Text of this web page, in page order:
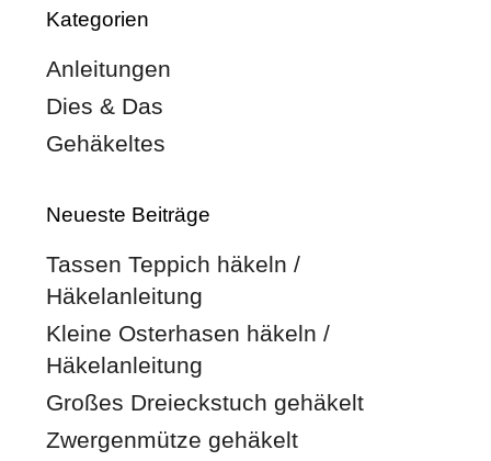
Kategorien
Anleitungen
Dies & Das
Gehäkeltes
Neueste Beiträge
Tassen Teppich häkeln /
Häkelanleitung
Kleine Osterhasen häkeln /
Häkelanleitung
Großes Dreieckstuch gehäkelt
Zwergenmütze gehäkelt